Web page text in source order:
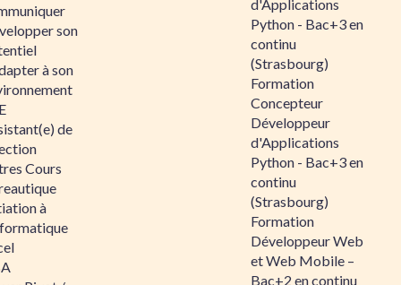
son
à son
de
Cours
à
d'Applications
Python - Bac+3 en
continu
(Strasbourg)
Formation
Concepteur
Développeur
d'Applications
Python - Bac+3 en
continu
(Strasbourg)
Formation
Développeur Web
et Web Mobile –
Bac+2 en continu